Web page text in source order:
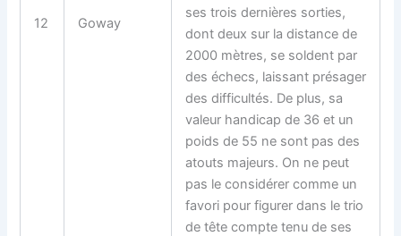
12 Goway
ses trois dernières sorties,
dont deux sur la distance de
2000 mètres, se soldent par
des échecs, laissant présager
des difficultés. De plus, sa
valeur handicap de 36 et un
poids de 55 ne sont pas des
atouts majeurs. On ne peut
pas le considérer comme un
favori pour figurer dans le trio
de tête compte tenu de ses